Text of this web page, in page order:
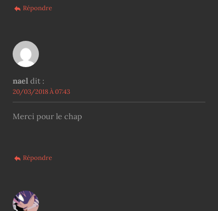
Répondre
nael dit :
20/03/2018 À 07:43
Merci pour le chap
Répondre